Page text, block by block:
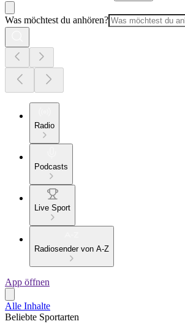
Was möchtest du anhören?
Radio
Podcasts
Live Sport
Radiosender von A-Z
App öffnen
Alle Inhalte
Beliebte Sportarten